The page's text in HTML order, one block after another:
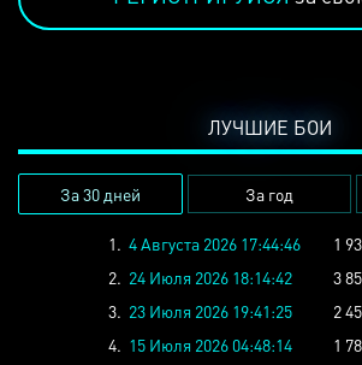
ЛУЧШИЕ БОИ
За 30 дней За год
1. 4 Августа 2026 17:44:46
1
2. 24 Июля 2026 18:14:42
3
3. 23 Июля 2026 19:41:25
2
4. 15 Июля 2026 04:48:14
1